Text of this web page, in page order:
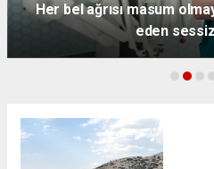
Her bel ağrısı masum
eden